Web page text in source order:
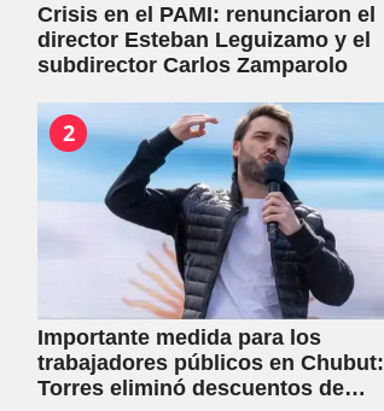
Crisis en el PAMI: renunciaron el
director Esteban Leguizamo y el
subdirector Carlos Zamparolo
2
Importante medida para los
trabajadores públicos en Chubut:
Torres eliminó descuentos de